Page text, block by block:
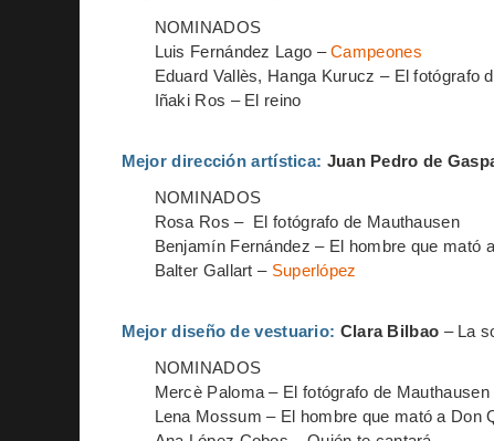
NOMINADOS
Luis Fernández Lago –Campeones
Eduard Vallès, Hanga Kurucz – El fotógrafo
Iñaki Ros – El reino
Mejor dirección artística: Juan Pedro de
NOMINADOS
Rosa Ros – El fotógrafo de Mauthausen
Benjamín Fernández – El hombre que mató
Balter Gallart – Superlópez
Mejor diseño de vestuario: Clara Bilbao – La
NOMINADOS
Mercè Paloma – El fotógrafo de Mauthausen
Lena Mossum – El hombre que mató a Don